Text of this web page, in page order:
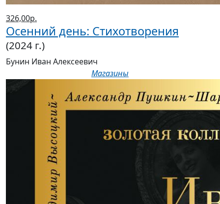
326,00р.
Осенний день: Стихотворения
(2024 г.)
Бунин Иван Алексеевич
Магазины